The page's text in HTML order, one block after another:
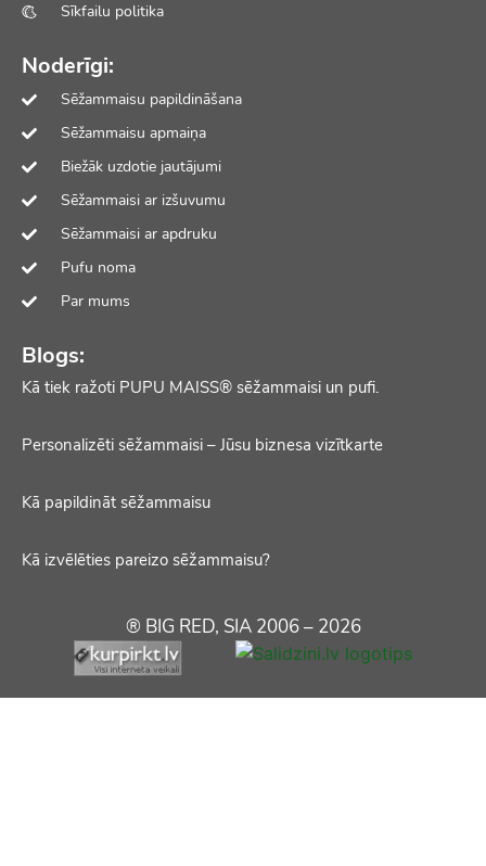
Sīkfailu politika
Noderīgi:
Sēžammaisu papildināšana
Sēžammaisu apmaiņa
Biežāk uzdotie jautājumi
Sēžammaisi ar izšuvumu
Sēžammaisi ar apdruku
Pufu noma
Par mums
Blogs:
Kā tiek ražoti PUPU MAISS® sēžammaisi un pufi.
Personalizēti sēžammaisi – Jūsu biznesa vizītkarte
Kā papildināt sēžammaisu
Kā izvēlēties pareizo sēžammaisu?
® BIG RED, SIA 2006 – 2026